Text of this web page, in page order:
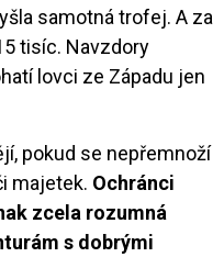
samotná trofej. A za
tisíc. Navzdory
lovci ze Západu jen
pokud se nepřemnoží
majetek. Ochránci
zcela rozumná
s dobrými